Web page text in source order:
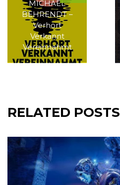
MICHAEL
BEHRENDT –
Verhört
Verkannt
Vereinnahmt
RELATED POSTS